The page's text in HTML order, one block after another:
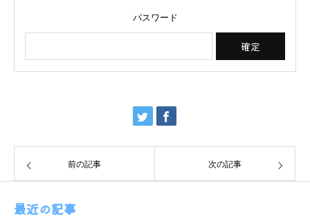
パスワード
前の記事 次の記事
最近の記事